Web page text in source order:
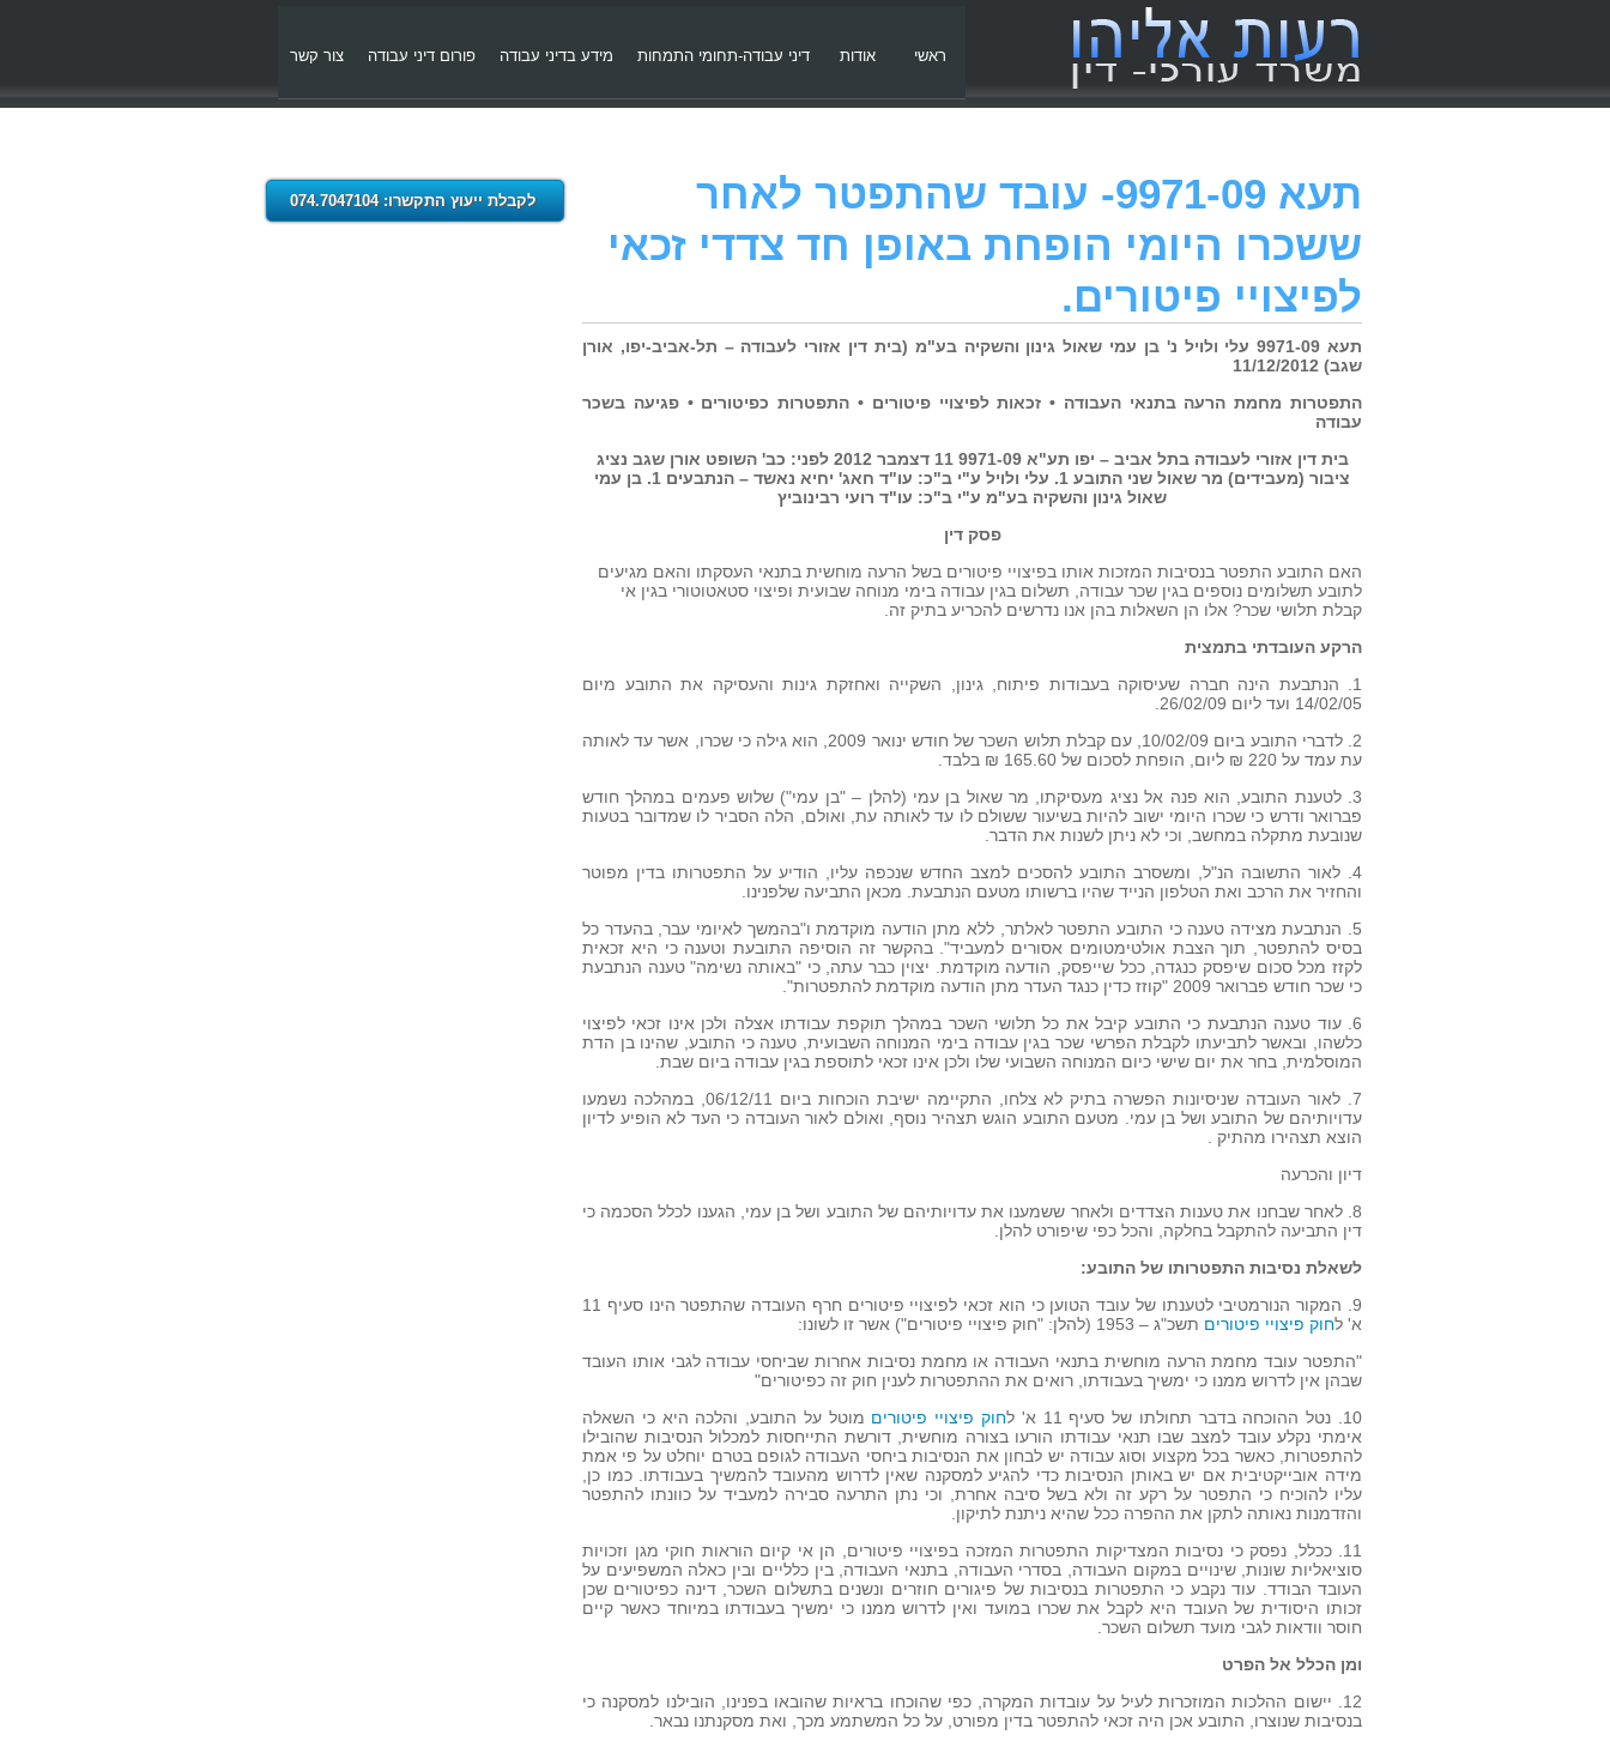
ראשי אודות דיני עבודה-תחומי התמחות מידע בדיני עבודה פורום דיני עבודה צור קשר
תעא 9971-09- עובד שהתפטר לאחר
ששכרו היומי הופחת באופן חד צדדי זכאי
לפיצויי פיטורים.
תעא 9971-09 עלי ולויל נ' בן עמי שאול גינון והשקיה בע"מ (בית דין אזורי לעבודה – תל-אביב-יפו, אורן
שגב) 11/12/2012
התפטרות מחמת הרעה בתנאי העבודה • זכאות לפיצויי פיטורים • התפטרות כפיטורים • פגיעה בשכר
עבודה
בית דין אזורי לעבודה בתל אביב – יפו תע"א 9971-09 11 דצמבר 2012 לפני: כב' השופט אורן שגב נציג
ציבור (מעבידים) מר שאול שני התובע 1. עלי ולויל ע"י ב"כ: עו"ד חאג' יחיא נאשד – הנתבעים 1. בן עמי
שאול גינון והשקיה בע"מ ע"י ב"כ: עו"ד רועי רבינוביץ
פסק דין
האם התובע התפטר בנסיבות המזכות אותו בפיצויי פיטורים בשל הרעה מוחשית בתנאי העסקתו והאם מגיעים
לתובע תשלומים נוספים בגין שכר עבודה, תשלום בגין עבודה בימי מנוחה שבועית ופיצוי סטאטוטורי בגין אי
קבלת תלושי שכר? אלו הן השאלות בהן אנו נדרשים להכריע בתיק זה.
הרקע העובדתי בתמצית
1. הנתבעת הינה חברה שעיסוקה בעבודות פיתוח, גינון, השקייה ואחזקת גינות והעסיקה את התובע מיום
14/02/05 ועד ליום 26/02/09.
2. לדברי התובע ביום 10/02/09, עם קבלת תלוש השכר של חודש ינואר 2009, הוא גילה כי שכרו, אשר עד לאותה
עת עמד על 220 ₪ ליום, הופחת לסכום של 165.60 ₪ בלבד.
3. לטענת התובע, הוא פנה אל נציג מעסיקתו, מר שאול בן עמי (להלן – "בן עמי") שלוש פעמים במהלך חודש
פברואר ודרש כי שכרו היומי ישוב להיות בשיעור ששולם לו עד לאותה עת, ואולם, הלה הסביר לו שמדובר בטעות
שנובעת מתקלה במחשב, וכי לא ניתן לשנות את הדבר.
4. לאור התשובה הנ"ל, ומשסרב התובע להסכים למצב החדש שנכפה עליו, הודיע על התפטרותו בדין מפוטר
והחזיר את הרכב ואת הטלפון הנייד שהיו ברשותו מטעם הנתבעת. מכאן התביעה שלפנינו.
5. הנתבעת מצידה טענה כי התובע התפטר לאלתר, ללא מתן הודעה מוקדמת ו"בהמשך לאיומי עבר, בהעדר כל
בסיס להתפטר, תוך הצבת אולטימטומים אסורים למעביד". בהקשר זה הוסיפה התובעת וטענה כי היא זכאית
לקזז מכל סכום שיפסק כנגדה, ככל שייפסק, הודעה מוקדמת. יצוין כבר עתה, כי "באותה נשימה" טענה הנתבעת
כי שכר חודש פברואר 2009 "קוזז כדין כנגד העדר מתן הודעה מוקדמת להתפטרות".
6. עוד טענה הנתבעת כי התובע קיבל את כל תלושי השכר במהלך תוקפת עבודתו אצלה ולכן אינו זכאי לפיצוי
כלשהו, ובאשר לתביעתו לקבלת הפרשי שכר בגין עבודה בימי המנוחה השבועית, טענה כי התובע, שהינו בן הדת
המוסלמית, בחר את יום שישי כיום המנוחה השבועי שלו ולכן אינו זכאי לתוספת בגין עבודה ביום שבת.
7. לאור העובדה שניסיונות הפשרה בתיק לא צלחו, התקיימה ישיבת הוכחות ביום 06/12/11, במהלכה נשמעו
עדויותיהם של התובע ושל בן עמי. מטעם התובע הוגש תצהיר נוסף, ואולם לאור העובדה כי העד לא הופיע לדיון
הוצא תצהירו מהתיק .
דיון והכרעה
8. לאחר שבחנו את טענות הצדדים ולאחר ששמענו את עדויותיהם של התובע ושל בן עמי, הגענו לכלל הסכמה כי
דין התביעה להתקבל בחלקה, והכל כפי שיפורט להלן.
לשאלת נסיבות התפטרותו של התובע:
9. המקור הנורמטיבי לטענתו של עובד הטוען כי הוא זכאי לפיצויי פיטורים חרף העובדה שהתפטר הינו סעיף 11
א' לחוק פיצויי פיטורים תשכ"ג – 1953 (להלן: "חוק פיצויי פיטורים") אשר זו לשונו:
"התפטר עובד מחמת הרעה מוחשית בתנאי העבודה או מחמת נסיבות אחרות שביחסי עבודה לגבי אותו העובד
שבהן אין לדרוש ממנו כי ימשיך בעבודתו, רואים את ההתפטרות לענין חוק זה כפיטורים"
10. נטל ההוכחה בדבר תחולתו של סעיף 11 א' ל
חוק פיצויי פיטורים מוטל על התובע, והלכה היא כי השאלה
אימתי נקלע עובד למצב שבו תנאי עבודתו הורעו בצורה מוחשית, דורשת התייחסות למכלול הנסיבות שהובילו
להתפטרות, כאשר בכל מקצוע וסוג עבודה יש לבחון את הנסיבות ביחסי העבודה לגופם בטרם יוחלט על פי אמת
מידה אובייקטיבית אם יש באותן הנסיבות כדי להגיע למסקנה שאין לדרוש מהעובד להמשיך בעבודתו. כמו כן,
עליו להוכיח כי התפטר על רקע זה ולא בשל סיבה אחרת, וכי נתן התרעה סבירה למעביד על כוונתו להתפטר
והזדמנות נאותה לתקן את ההפרה ככל שהיא ניתנת לתיקון.
11. ככלל, נפסק כי נסיבות המצדיקות התפטרות המזכה בפיצויי פיטורים, הן אי קיום הוראות חוקי מגן וזכויות
סוציאליות שונות, שינויים במקום העבודה, בסדרי העבודה, בתנאי העבודה, בין כלליים ובין כאלה המשפיעים על
העובד הבודד. עוד נקבע כי התפטרות בנסיבות של פיגורים חוזרים ונשנים בתשלום השכר, דינה כפיטורים שכן
זכותו היסודית של העובד היא לקבל את שכרו במועד ואין לדרוש ממנו כי ימשיך בעבודתו במיוחד כאשר קיים
חוסר וודאות לגבי מועד תשלום השכר.
ומן הכלל אל הפרט
12. יישום ההלכות המוזכרות לעיל על עובדות המקרה, כפי שהוכחו בראיות שהובאו בפנינו, הובילנו למסקנה כי
בנסיבות שנוצרו, התובע אכן היה זכאי להתפטר בדין מפורט, על כל המשתמע מכך, ואת מסקנתנו נבאר.